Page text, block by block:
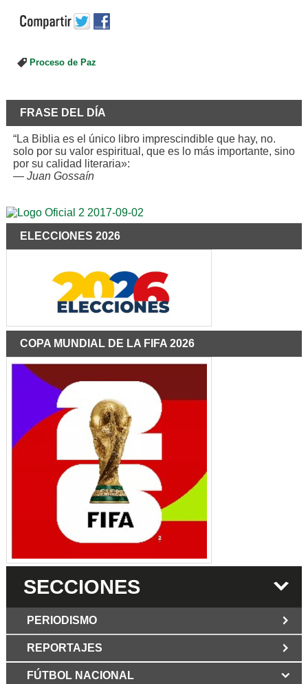
Proceso de Paz
FRASE DEL DÍA
“La Biblia es el único libro imprescindible que hay, no.
solo por su valor espiritual, que es lo más importante, sino
por su calidad literaria»:
— Juan Gossaín
ELECCIONES 2026
COPA MUNDIAL DE LA FIFA 2026
SECCIONES
PERIODISMO
Los Periodist@s
El silencio del poder. Hay otro mártir de la
REPORTAJES
FÚTBOL NACIONAL